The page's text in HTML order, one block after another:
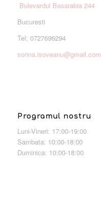
Bulevardul Basarabia 244
Bucuresti
Tel: 0727696294
sorina.isoveanu@gmail.com
Programul nostru
Luni-Vineri: 17:00-19:00
Sambata: 10:00-18:00
Duminica: 10:00-18:00